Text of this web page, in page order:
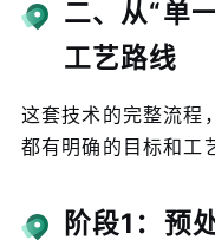
二、从“单
工艺路线
这套技术的完整流程
都有明确的目标和工
阶段1：预